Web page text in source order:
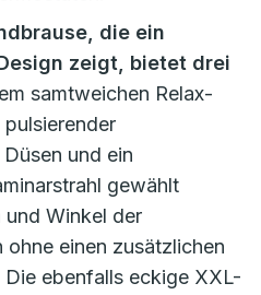
die ein
zeigt, bietet drei
samtweichen Relax-
und ein
gewählt
Winkel der
ohne einen zusätzlichen
ebenfalls eckige XXL-